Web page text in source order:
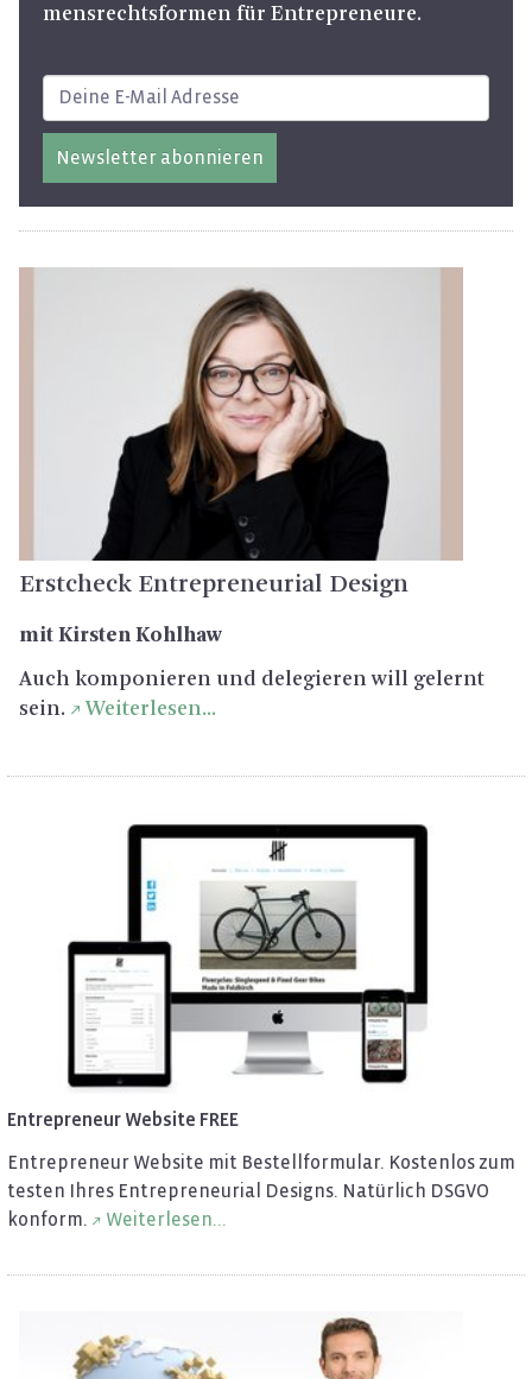
mens­rechts­for­men für En­tre­pre­neu­re.
Newsletter abonnieren
Erst­check En­tre­pre­neu­ri­al De­sign
mit Kirs­ten Kohl­haw
Auch kom­po­nie­ren und de­le­gie­ren will ge­lernt
sein.
Wei­ter­le­sen...
En­tre­pre­neur Web­site FREE
En­tre­pre­neur Web­site mit Be­stell­for­mu­lar. Kos­ten­los zum
tes­ten Ihres En­tre­pre­neu­ri­al De­signs. Na­tür­lich DSGVO
kon­form.
Wei­ter­le­sen...